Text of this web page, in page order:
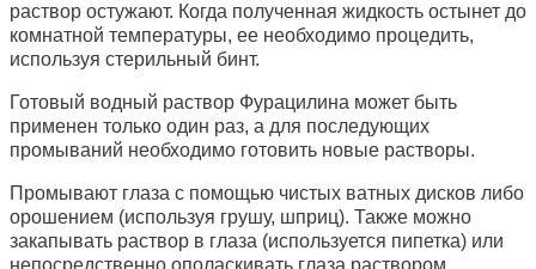
раствор остужают. Когда полученная жидкость остынет до
комнатной температуры, ее необходимо процедить,
используя стерильный бинт.
Готовый водный раствор Фурацилина может быть
применен только один раз, а для последующих
промываний необходимо готовить новые растворы.
Промывают глаза с помощью чистых ватных дисков либо
орошением (используя грушу, шприц). Также можно
закапывать раствор в глаза (используется пипетка) или